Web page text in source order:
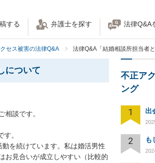
する 弁護士を探す 法律Q&A
セス被害の法律Q&A 法律Q&A「結婚相談所担当者
について
相談です。
。
を続けています。私は婚活男性
お見合いが成立しやすい（比較的
不正ア
ング
1
2 も